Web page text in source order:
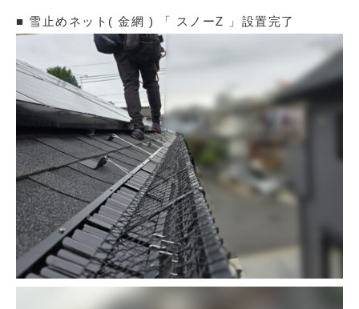
■ 雪止めネット( 金網 ) 「 スノーZ 」設置完了